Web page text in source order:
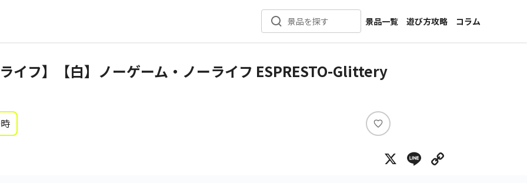
景品を探す
景品一覧
新着景品
作品名一覧
遊び方攻略
コラム
インタビュー
イフ】【白】ノーゲーム・ノーライフ ESPRESTO-Glittery
い
ね
X Line